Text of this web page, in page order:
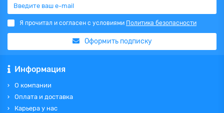
Я прочитал и согласен с условиями Политика безопасности
Оформить подписку
Информация
О компании
Оплата и доставка
Карьера у нас